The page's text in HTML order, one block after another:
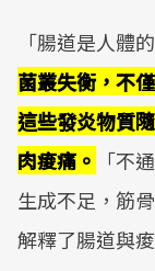
「腸道是人體
菌叢失衡，不
這些發炎物質
肉痠痛。
「不
生成不足，筋
解釋了腸道與